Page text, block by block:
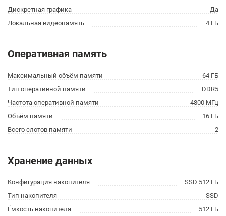
Дискретная графика
Да
Локальная видеопамять
4 ГБ
Оперативная память
Максимальный объём памяти
64 ГБ
Тип оперативной памяти
DDR5
Частота оперативной памяти
4800 МГц
Объём памяти
16 ГБ
Всего слотов памяти
2
Хранение данных
Конфигурация накопителя
SSD 512 ГБ
Тип накопителя
SSD
Ёмкость накопителя
512 ГБ